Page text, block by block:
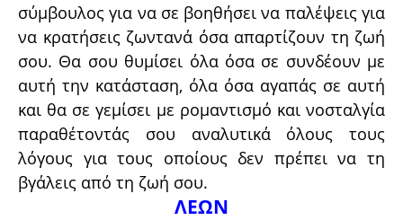
σύμβουλος για να σε βοηθήσει να παλέψεις για
να κρατήσεις ζωντανά όσα απαρτίζουν τη ζωή
σου. Θα σου θυμίσει όλα όσα σε συνδέουν με
αυτή την κατάσταση, όλα όσα αγαπάς σε αυτή
και θα σε γεμίσει με ρομαντισμό και νοσταλγία
παραθέτοντάς σου αναλυτικά όλους τους
λόγους για τους οποίους δεν πρέπει να τη
βγάλεις από τη ζωή σου.
ΛΕΩΝ